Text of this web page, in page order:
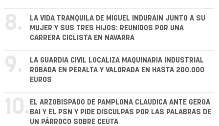
8.
LA VIDA TRANQUILA DE MIGUEL INDURÁIN JUNTO A SU
MUJER Y SUS TRES HIJOS: REUNIDOS POR UNA
CARRERA CICLISTA EN NAVARRA
9.
LA GUARDIA CIVIL LOCALIZA MAQUINARIA INDUSTRIAL
ROBADA EN PERALTA Y VALORADA EN HASTA 200.000
EUROS
10. EL ARZOBISPADO DE PAMPLONA CLAUDICA ANTE GEROA
BAI Y EL PSN Y PIDE DISCULPAS POR LAS PALABRAS DE
UN PÁRROCO SOBRE CEUTA